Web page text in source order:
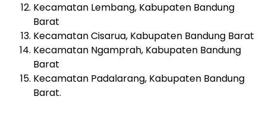
Kecamatan Lembang, Kabupaten Bandung
Barat
Kecamatan Cisarua, Kabupaten Bandung Barat
Kecamatan Ngamprah, Kabupaten Bandung
Barat
Kecamatan Padalarang, Kabupaten Bandung
Barat.